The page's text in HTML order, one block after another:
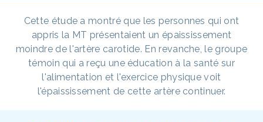
Cette étude a montré que les personnes qui ont
appris la MT présentaient un épaississement
moindre de l'artère carotide. En revanche, le groupe
témoin qui a reçu une éducation à la santé sur
l'alimentation et l'exercice physique voit
l'épaississement de cette artère continuer.